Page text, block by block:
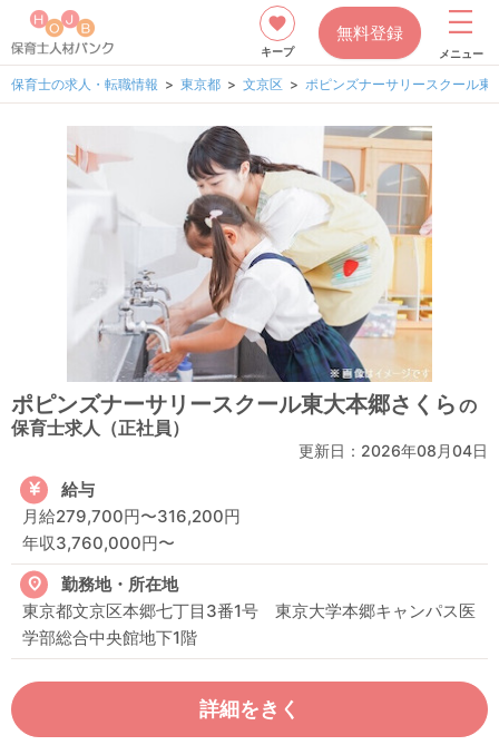
キープ
無料登録
メニュー
保育士の求人・転職情報 東京都 文京区 ポピンズナーサリースクール東
ポピンズナーサリースクール東大本郷さくら の
保育士求人（正社員）
更新日： 2026年08月04日
給与
月給279,700円〜316,200円
年収3,760,000円〜
勤務地・所在地
東京都文京区本郷七丁目3番1号 東京大学本郷キャンパス医
学部総合中央館地下1階
詳細をきく